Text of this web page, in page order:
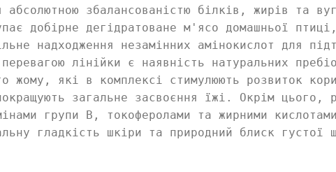
абсолютною збалансованістю білків, жирів та
добірне дегідратоване м'ясо домашньої
надходження незамінних амінокислот для
лінійки є наявність натуральних
жому, які в комплексі стимулюють розвиток
загальне засвоєння їжі. Окрім цього,
групи B, токоферолами та жирними
гладкість шкіри та природний блиск густої